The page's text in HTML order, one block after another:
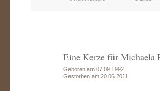
Eine Kerze für Michaela
Geboren am 07.09.1992
Gestorben am 20.06.2011